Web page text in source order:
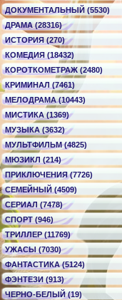
ДОКУМЕНТАЛЬНЫЙ (5530)
ДРАМА (28316)
ИСТОРИЯ (270)
КОМЕДИЯ (18432)
КОРОТКОМЕТРАЖ (2480)
КРИМИНАЛ (7461)
МЕЛОДРАМА (10443)
МИСТИКА (1369)
МУЗЫКА (3632)
МУЛЬТФИЛЬМ (4825)
МЮЗИКЛ (214)
ПРИКЛЮЧЕНИЯ (7726)
СЕМЕЙНЫЙ (4509)
СЕРИАЛ (7478)
СПОРТ (946)
ТРИЛЛЕР (11769)
УЖАСЫ (7030)
ФАНТАСТИКА (5124)
ФЭНТЕЗИ (913)
ЧЕРНО-БЕЛЫЙ (19)